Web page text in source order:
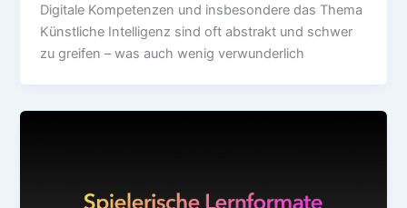
Digitale Kompetenzen und insbesondere das Thema
Künstliche Intelligenz sind oft abstrakt und schwer
zu greifen – was auch wenig verwunderlich